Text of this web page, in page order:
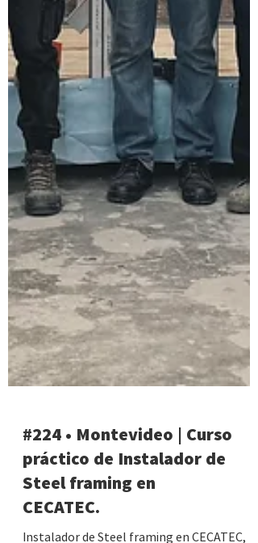
#224 • Montevideo | Curso
práctico de Instalador de
Steel framing en